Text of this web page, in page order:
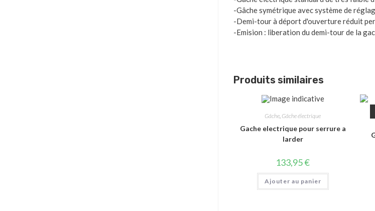
-Gâche symétrique avec système de
-Demi-tour à déport d'ouverture réduit
-Emision : liberation du demi-tour de la
Produits similaires
Gâche, Gâche électrique
Gache electrique pour serrure a
larder
133,95€
Ajouter au panier